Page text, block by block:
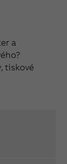
a
tiskové